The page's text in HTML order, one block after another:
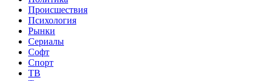
Происшествия
Психология
Рынки
Сериалы
Софт
Спорт
ТВ